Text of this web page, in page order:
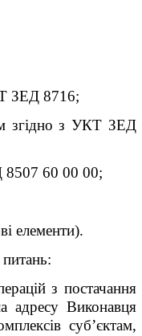
ЗЕД 8716;
згідно з УКТ ЗЕД
8507 60 00 00;
елементи).
з постачання
адресу Виконавця
суб’єктам,